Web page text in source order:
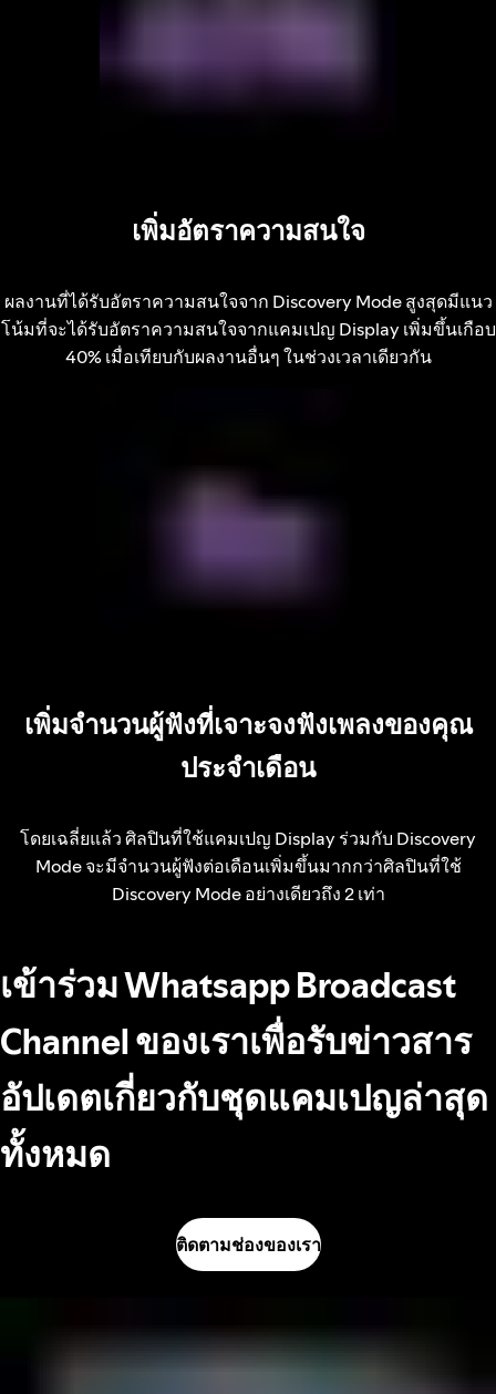
เพิ่มอัตราความสนใจ
ผลงานที่ได้รับอัตราความสนใจจาก Discovery Mode สูงสุดมีแนว
โน้มที่จะได้รับอัตราความสนใจจากแคมเปญ Display เพิ่มขึ้นเกือบ
40% เมื่อเทียบกับผลงานอื่นๆ ในช่วงเวลาเดียวกัน
เพิ่มจำนวนผู้ฟังที่เจาะจงฟังเพลงของคุณ
ประจำเดือน
โดยเฉลี่ยแล้ว ศิลปินที่ใช้แคมเปญ Display ร่วมกับ Discovery
Mode จะมีจำนวนผู้ฟังต่อเดือนเพิ่มขึ้นมากกว่าศิลปินที่ใช้
Discovery Mode อย่างเดียวถึง 2 เท่า
เข้าร่วม Whatsapp Broadcast
Channel ของเราเพื่อรับข่าวสาร
อัปเดตเกี่ยวกับชุดแคมเปญล่าสุด
ทั้งหมด
ติดตามช่องของเรา